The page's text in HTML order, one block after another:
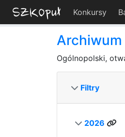
Konkursy
Ogólnopolski,
Filtry
2026